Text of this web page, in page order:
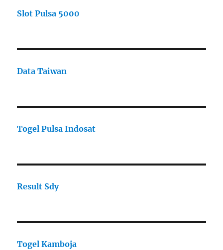
Slot Pulsa 5000
Data Taiwan
Togel Pulsa Indosat
Result Sdy
Togel Kamboja